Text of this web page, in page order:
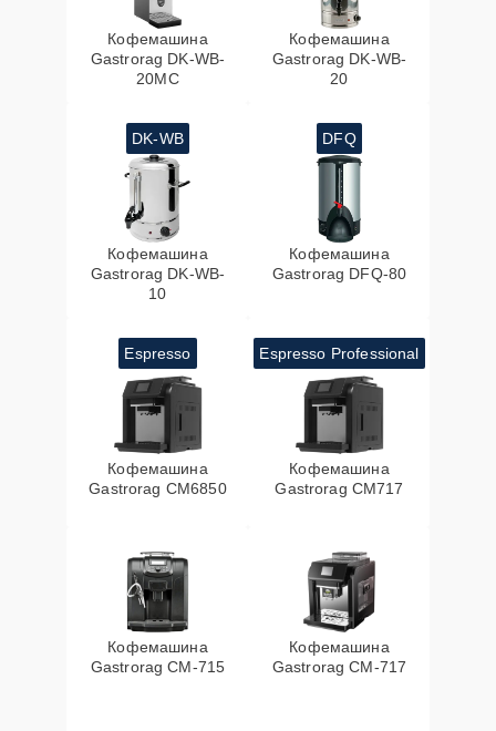
Кофемашина
Gastrorag DK-WB-
20MC
Кофемашина
Gastrorag DK-WB-
20
DK-WB
Кофемашина
Gastrorag DK-WB-
10
DFQ
Кофемашина
Gastrorag DFQ-80
Espresso
Кофемашина
Gastrorag CM6850
Espresso Professional
Кофемашина
Gastrorag CM717
Кофемашина
Gastrorag CM-715
Кофемашина
Gastrorag CM-717